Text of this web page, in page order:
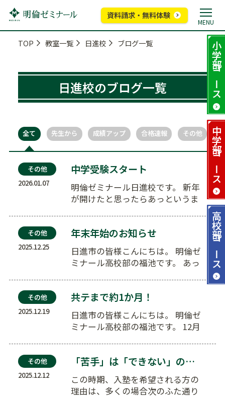
資料請求・無料体験
MENU
小学部
コース
中学部
コース
高校部
コース
TOP 教室一覧 日進校 ブログ一覧
日進校のブログ一覧
全て 先生から 成績アップ 合格速報 その他
その他
2026.01.07
中学受験スタート
明倫ゼミナール日進校です。 新年
が開けたと思ったらあっというま
その他
2025.12.25
年末年始のお知らせ
日進市の皆様こんにちは。 明倫ゼ
ミナール高校部の福池です。 あっ
その他
2025.12.19
共テまで約1か月！
日進市の皆様こんにちは。 明倫ゼ
ミナール高校部の福池です。 12月
その他
2025.12.12
「苦手」は「できない」の第一歩
この時期、入塾を希望される方の
理由は、多くの場合次のふた通り